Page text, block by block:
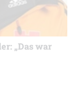
„Das war